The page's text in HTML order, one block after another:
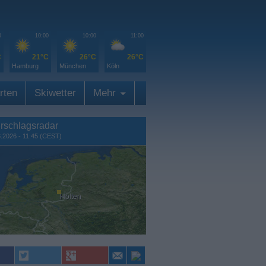
10:00
21°C
Hamburg
10:00
26°C
München
11:00
26°C
Köln
Skiwetter Mehr
- 11:45 (CEST)
Holten